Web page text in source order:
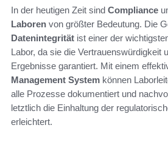
In der heutigen Zeit sind Compliance
Laboren von größter Bedeutung. Die
Datenintegrität ist einer der
Labor, da sie die Vertrauenswürdigkeit
Ergebnisse garantiert. Mit einem
Management System können
alle Prozesse dokumentiert und
letztlich die Einhaltung der
erleichtert.